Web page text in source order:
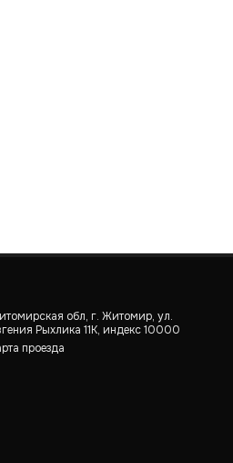
обл, г. Житомир, ул.
Рыхлика 11К, индекс 10000
проезда